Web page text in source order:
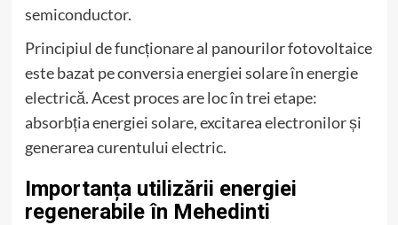
semiconductor.
Principiul de funcționare al panourilor fotovoltaice
este bazat pe conversia energiei solare în energie
electrică. Acest proces are loc în trei etape:
absorbția energiei solare, excitarea electronilor și
generarea curentului electric.
Importanța utilizării energiei
regenerabile în Mehedinti